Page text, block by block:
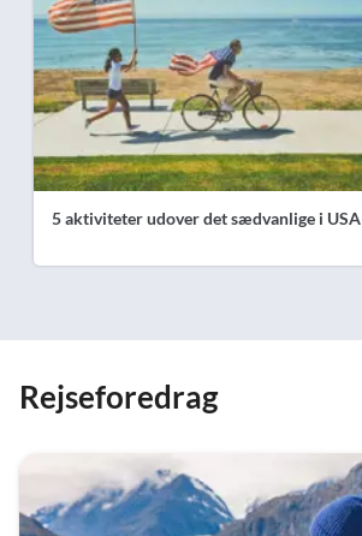
5 aktiviteter udover det sædvanlige i USA
Rejseforedrag